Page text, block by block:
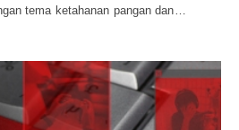
tema ketahanan pangan dan…